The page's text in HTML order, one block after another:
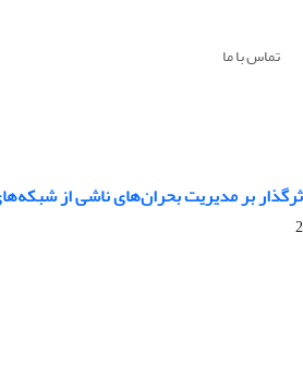
تماس با ما
بر مدیریت بحران‌های ناشی از